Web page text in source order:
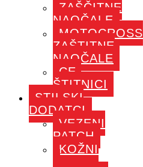
ZAŠČITNE
NAOČALE
MOTOCROSS
ZAŠTITNE
NAOČALE
CE-
ŠTITNICI
STILSKI
DODATCI
VEZENI
PATCH
KOŽNI